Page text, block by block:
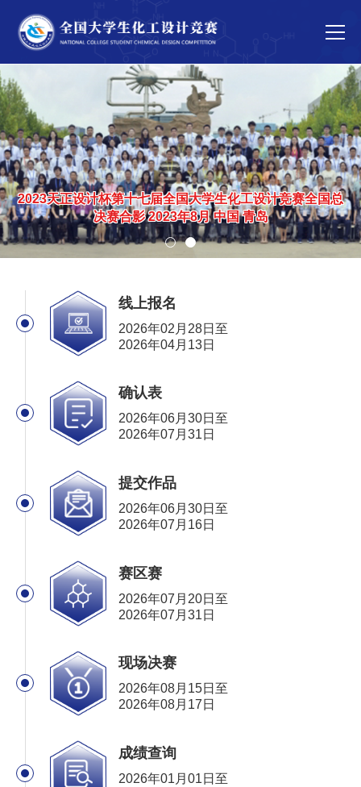
首页
竞赛简介
赛区索引
通知公告
赛事通知
赛事动态
常见问题
联系我们
2023天正设计杯第十七届全国大学生化工设计竞赛全国总
决赛合影 2023年8月 中国 青岛
线上报名
2026年02月28日至
2026年04月13日
确认表
2026年06月30日至
2026年07月31日
提交作品
2026年06月30日至
2026年07月16日
赛区赛
2026年07月20日至
2026年07月31日
现场决赛
2026年08月15日至
2026年08月17日
成绩查询
2026年01月01日至